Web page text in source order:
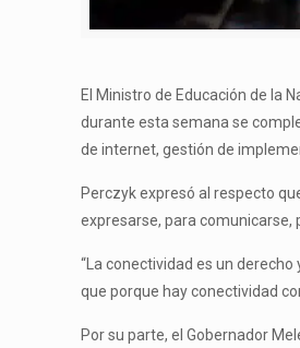
El Ministro de Educación de la
durante esta semana se
de internet, gestión de
Perczyk expresó al respecto
expresarse, para comunicarse,
“La conectividad es un
que porque hay conectividad
Por su parte, el Gobernador